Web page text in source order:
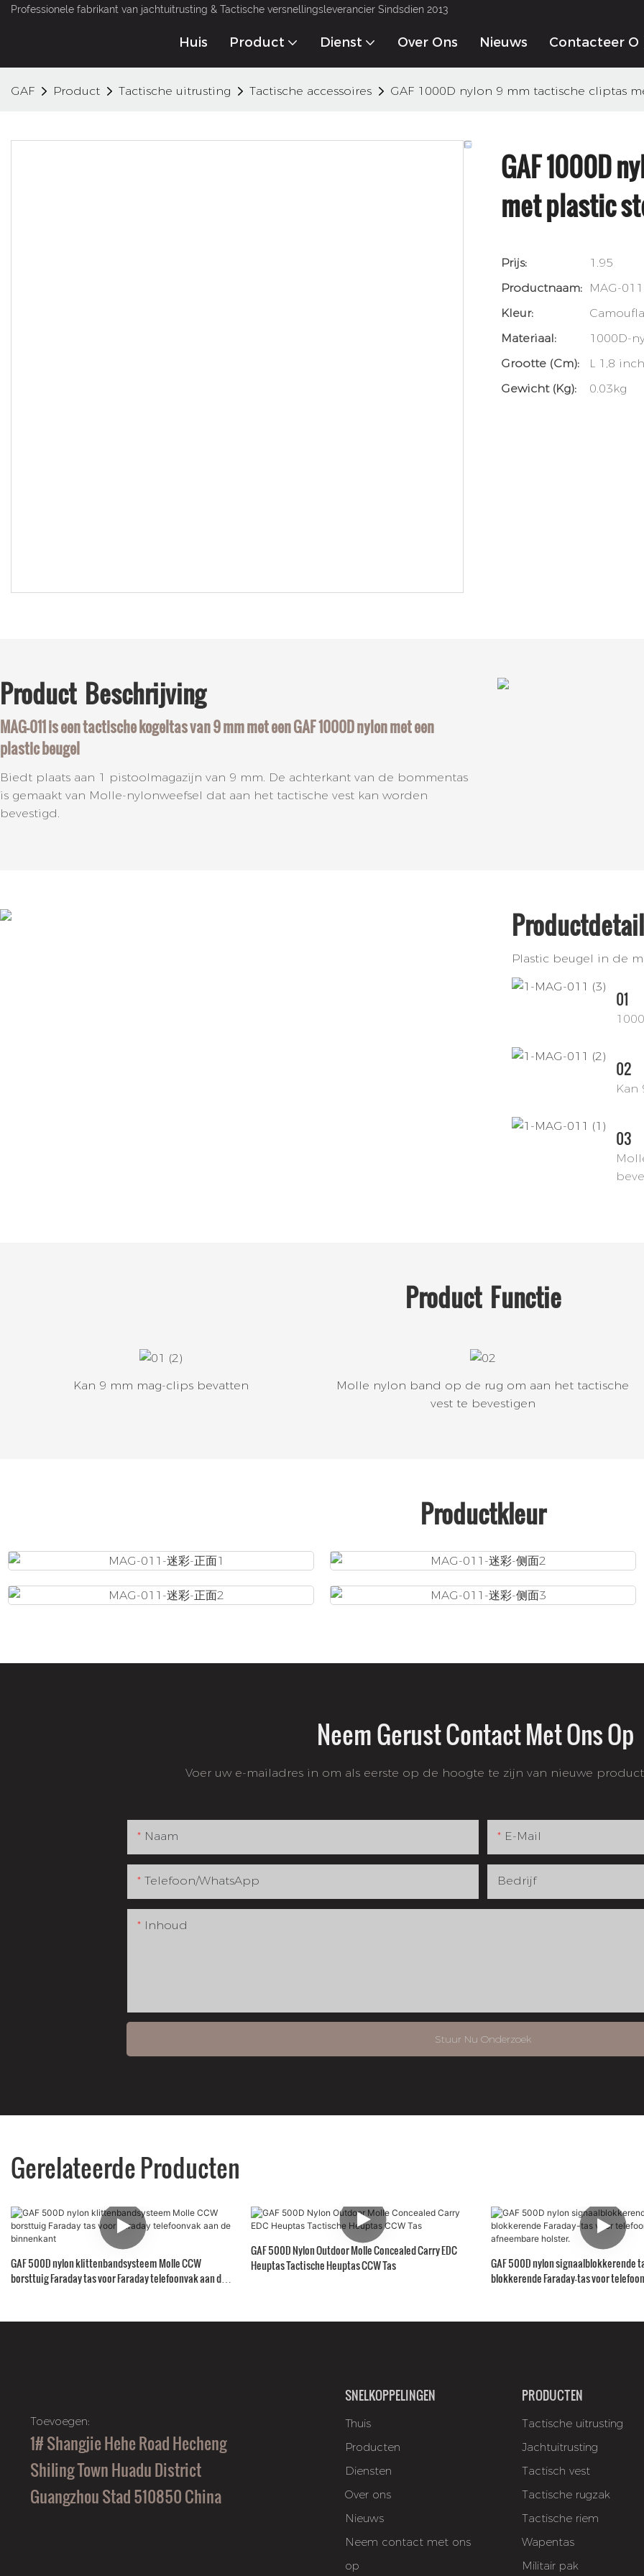
Professionele fabrikant van jachtuitrusting & Tactische versnellingsleverancier Sindsdien 2013
Huis Product Dienst Over Ons Nieuws Contacteer
GAF Product Tactische uitrusting Tactische accessoires GAF 1000D nylon 9 mm tactische cliptas
GAF 1000D
met plastic
Prijs:
1.95
Productnaam:
MAG-011
Kleur:
Materiaal:
1000D-
Grootte (cm):
L 1,8
Gewicht (kg):
0.03kg
Product Beschrijving
MAG-011 is een tactische kogeltas van 9 mm met een GAF 1000D nylon met een
plastic beugel
Biedt plaats aan 1 pistoolmagazijn van 9 mm. De achterkant van de bommentas
is gemaakt van Molle-nylonweefsel dat aan het tactische vest kan worden
bevestigd.
Plastic beugel in de
01
02
Kan
03
Product Functie
Kan 9 mm mag-clips bevatten
Molle nylon band op de rug om aan het tactische
vest te bevestigen
Productkleur
Neem Gerust Contact Met Ons Op
Voer uw e-mailadres in om als eerste op de hoogte te zijn van nieuwe
Naam E-Mail
Telefoon/WhatsApp Bedrijf
Inhoud
Stuur Nu Onderzoek
Gerelateerde Producten
GAF 500D nylon klittenbandsysteem Molle CCW
borsttuig Faraday tas voor Faraday telefoonvak aan de
GAF 500D Nylon Outdoor Molle Concealed Carry EDC
Heuptas Tactische Heuptas CCW Tas
GAF 500D nylon signaalblokkerende
blokkerende Faraday-tas voor
Toevoegen:
1# Shangjie Hehe Road Hecheng
Shiling Town Huadu District
Guangzhou Stad 510850 China
SNELKOPPELINGEN
Thuis
Producten
Diensten
Over ons
Nieuws
Neem contact met ons
op
PRODUCTEN
Tactische uitrusting
Jachtuitrusting
Tactisch vest
Tactische rugzak
Tactische riem
Wapentas
Militair pak